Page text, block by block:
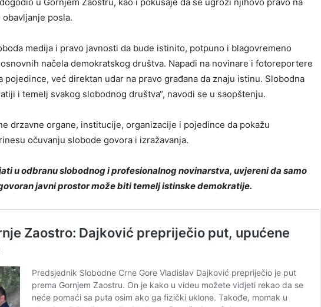
posla.
medija i pravo javnosti da bude istinito, potpuno i blagovremeno
načela demokratskog društva. Napadi na novinare i fotoreportere
pojedince, već direktan udar na pravo građana da znaju istinu. Slobodna
i temelj svakog slobodnog društva“, navodi se u saopštenju.
drzavne organe, institucije, organizacije i pojedince da pokažu
očuvanju slobode govora i izražavanja.
u odbranu slobodnog i profesionalnog novinarstva, uvjereni da samo
javni prostor može biti temelj istinske demokratije.